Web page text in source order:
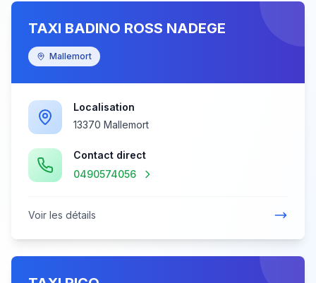
TAXI BADINO ROSS NADEGE
Mallemort
Localisation
13370 Mallemort
Contact direct
0490574056
Voir les détails